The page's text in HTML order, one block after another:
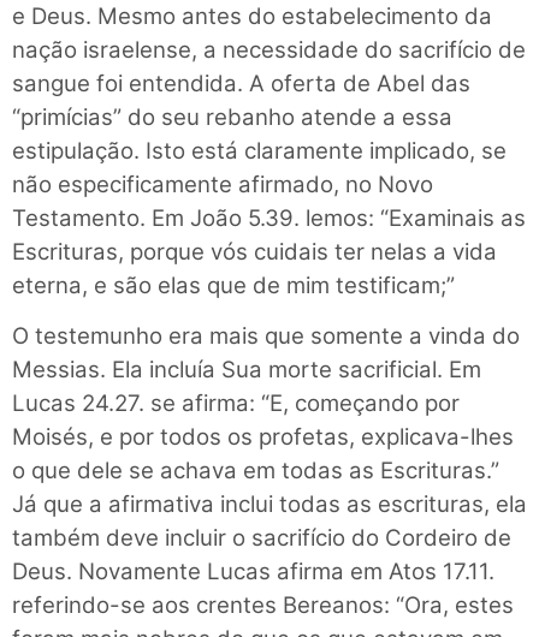
e Deus. Mesmo antes do estabelecimento da
nação israelense, a necessidade do sacrifício de
sangue foi entendida. A oferta de Abel das
“primícias” do seu rebanho atende a essa
estipulação. Isto está claramente implicado, se
não especificamente afirmado, no Novo
Testamento. Em João 5.39. lemos: “Examinais as
Escrituras, porque vós cuidais ter nelas a vida
eterna, e são elas que de mim testificam;”
O testemunho era mais que somente a vinda do
Messias. Ela incluía Sua morte sacrificial. Em
Lucas 24.27. se afirma: “E, começando por
Moisés, e por todos os profetas, explicava-lhes
o que dele se achava em todas as Escrituras.”
Já que a afirmativa inclui todas as escrituras, ela
também deve incluir o sacrifício do Cordeiro de
Deus. Novamente Lucas afirma em Atos 17.11.
referindo-se aos crentes Bereanos: “Ora, estes